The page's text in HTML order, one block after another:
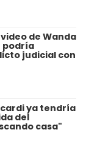
de Wanda
podría
judicial con
ya tendría
del
casa"